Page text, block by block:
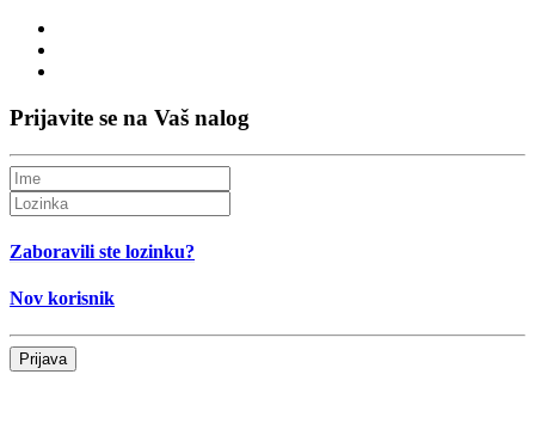
Prijavite se na Vaš nalog
Zaboravili ste lozinku?
Nov korisnik